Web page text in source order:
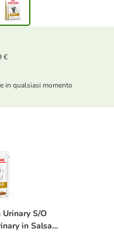
€
in qualsiasi momento
per gatto
Urinary S/O Feline
Urinary S/O
in Salsa